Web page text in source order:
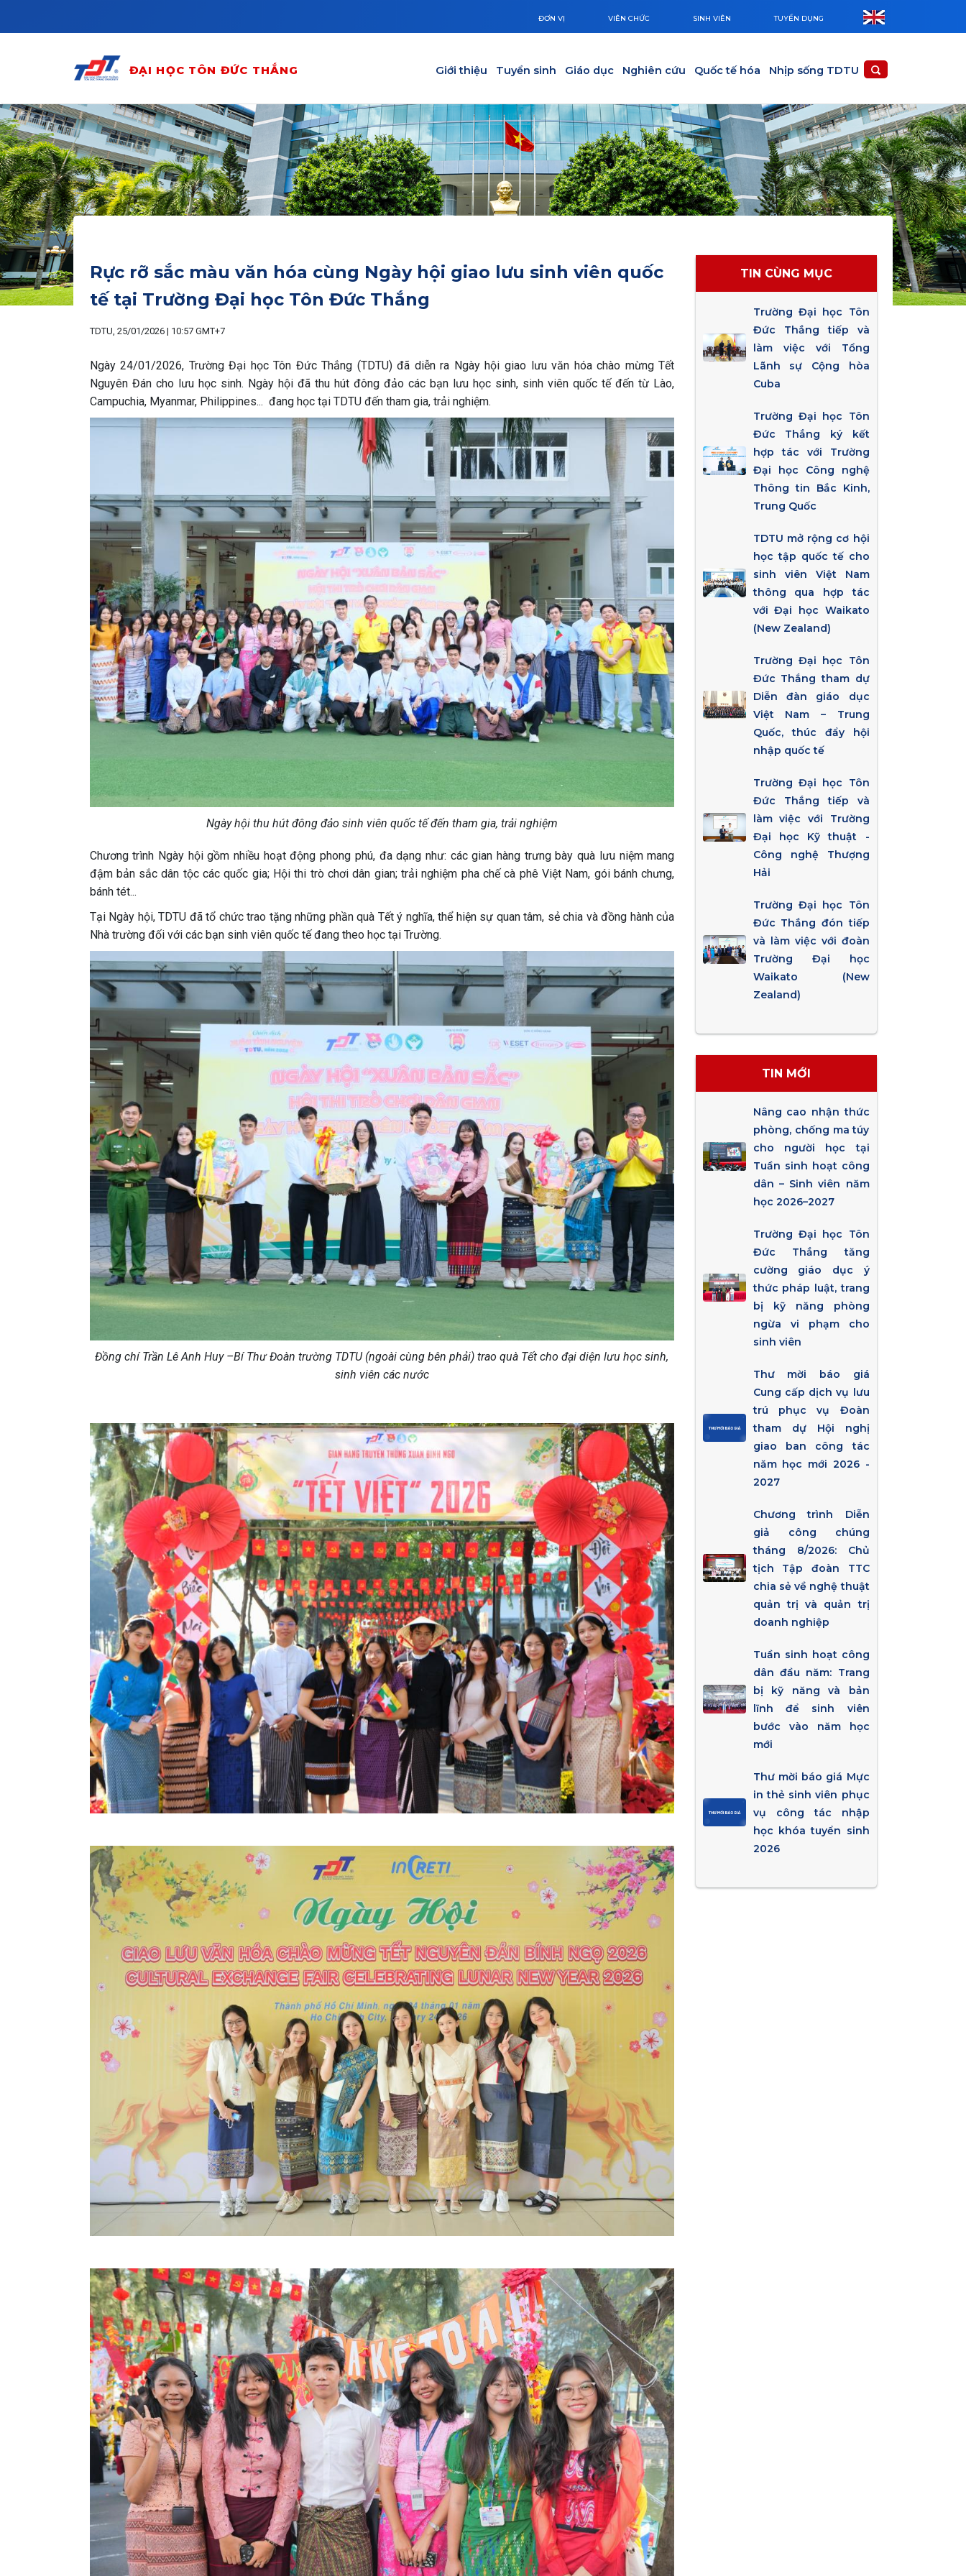
ĐƠN VỊ VIÊN CHỨC SINH VIÊN TUYỂN DỤNG
ĐẠI HỌC TÔN ĐỨC THẮNG Giới thiệu Tuyển sinh Giáo dục Nghiên cứu Quốc tế hóa Nhịp sống TDTU
Rực rỡ sắc màu văn hóa cùng Ngày hội giao lưu sinh viên quốc
tế tại Trường Đại học Tôn Đức Thắng
TDTU, 25/01/2026 | 10:57 GMT+7
Ngày 24/01/2026, Trường Đại học Tôn Đức Thắng (TDTU) đã diễn ra Ngày hội giao lưu văn hóa chào mừng Tết
Nguyên Đán cho lưu học sinh. Ngày hội đã thu hút đông đảo các bạn lưu học sinh, sinh viên quốc tế đến từ Lào,
Campuchia, Myanmar, Philippines... đang học tại TDTU đến tham gia, trải nghiệm.
Ngày hội thu hút đông đảo sinh viên quốc tế đến tham gia, trải nghiệm
Chương trình Ngày hội gồm nhiều hoạt động phong phú, đa dạng như: các gian hàng trưng bày quà lưu niệm mang
đậm bản sắc dân tộc các quốc gia; Hội thi trò chơi dân gian; trải nghiệm pha chế cà phê Việt Nam, gói bánh chưng,
bánh tét...
Tại Ngày hội, TDTU đã tổ chức trao tặng những phần quà Tết ý nghĩa, thể hiện sự quan tâm, sẻ chia và đồng hành của
Nhà trường đối với các bạn sinh viên quốc tế đang theo học tại Trường.
Đồng chí Trần Lê Anh Huy –Bí Thư Đoàn trường TDTU (ngoài cùng bên phải) trao quà Tết cho đại diện lưu học sinh,
sinh viên các nước
TIN CÙNG MỤC
Trường Đại học Tôn
Đức Thắng tiếp và
làm việc với Tổng
Lãnh sự Cộng hòa
Cuba
Trường Đại học Tôn
Đức Thắng ký kết
hợp tác với Trường
Đại học Công nghệ
Thông tin Bắc Kinh,
Trung Quốc
TDTU mở rộng cơ hội
học tập quốc tế cho
sinh viên Việt Nam
thông qua hợp tác
với Đại học Waikato
(New Zealand)
Trường Đại học Tôn
Đức Thắng tham dự
Diễn đàn giáo dục
Việt Nam – Trung
Quốc, thúc đẩy hội
nhập quốc tế
Trường Đại học Tôn
Đức Thắng tiếp và
làm việc với Trường
Đại học Kỹ thuật -
Công nghệ Thượng
Hải
Trường Đại học Tôn
Đức Thắng đón tiếp
và làm việc với đoàn
Trường Đại học
Waikato (New
Zealand)
TIN MỚI
Nâng cao nhận thức
phòng, chống ma túy
cho người học tại
Tuần sinh hoạt công
dân – Sinh viên năm
học 2026–2027
Trường Đại học Tôn
Đức Thắng tăng
cường giáo dục ý
thức pháp luật, trang
bị kỹ năng phòng
ngừa vi phạm cho
sinh viên
Thư mời báo giá
Cung cấp dịch vụ lưu
trú phục vụ Đoàn
tham dự Hội nghị
giao ban công tác
năm học mới 2026 -
2027
Chương trình Diễn
giả công chúng
tháng 8/2026: Chủ
tịch Tập đoàn TTC
chia sẻ về nghệ thuật
quản trị và quản trị
doanh nghiệp
Tuần sinh hoạt công
dân đầu năm: Trang
bị kỹ năng và bản
lĩnh để sinh viên
bước vào năm học
mới
Thư mời báo giá Mực
in thẻ sinh viên phục
vụ công tác nhập
học khóa tuyển sinh
2026